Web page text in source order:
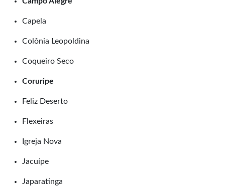
Capela
Colônia Leopoldina
Coqueiro Seco
Coruripe
Feliz Deserto
Flexeiras
Igreja Nova
Jacuípe
Japaratinga